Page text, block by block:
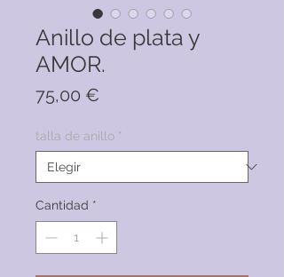
Anillo de plata y
AMOR.
75,00 €
talla de anillo *
Cantidad *